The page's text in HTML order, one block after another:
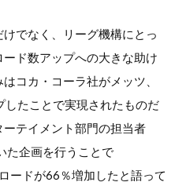
でなく、リーグ機構にとっ
ド数アップへの大きな助け
コカ・コーラ社がメッツ、
したことで実現されたものだ
テイメント部門の担当者
た企画を行うことで
ードが66％増加したと語って